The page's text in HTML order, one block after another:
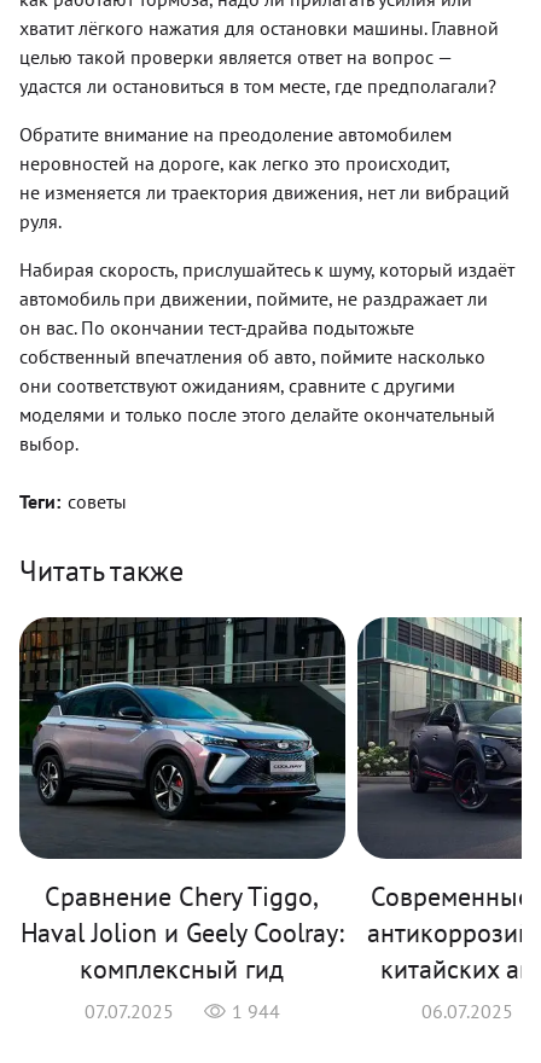
хватит лёгкого нажатия для остановки машины. Главной
целью такой проверки является ответ на вопрос —
удастся ли остановиться в том месте, где предполагали?
Обратите внимание на преодоление автомобилем
неровностей на дороге, как легко это происходит,
не изменяется ли траектория движения, нет ли вибраций
руля.
Набирая скорость, прислушайтесь к шуму, который издаёт
автомобиль при движении, поймите, не раздражает ли
он вас. По окончании тест-драйва подытожьте
собственный впечатления об авто, поймите насколько
они соответствуют ожиданиям, сравните с другими
моделями и только после этого делайте окончательный
выбор.
Теги: советы
Читать также
Сравнение Chery Tiggo,
Haval Jolion и Geely Coolray:
комплексный гид
07.07.2025 1 944
Современные
китайских
06.07.2025